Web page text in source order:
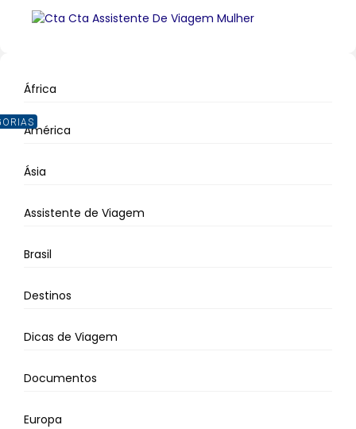
África
América
Ásia
Assistente de Viagem
Brasil
Destinos
Dicas de Viagem
Documentos
Europa